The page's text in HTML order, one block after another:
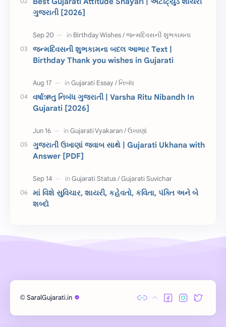
સ્પીચ ગુજરાતી
રક્ષાબંધન 26 જાન્યુઆરી
જાણવા જેવું ધોરણ 8
શિક્ષક દિવસ ઉત્તરાયણ
કહેવતો
Gujarati Slogans Gujarati Speech
ગુજરાતી વ્યાકરણ
જ્ઞાન સાધના પરીક્ષા Lekhan
Merit List
મહાત્મા ગાંધી
Exam Gujarati Status
ગુજરાતી [2026]
જન્મદિવસની શુભકામના બદલ આભાર Text |
Birthday Thank you wishes in Gujarati
વર્ષાઋતુ નિબંધ ગુજરાતી | Varsha Ritu Nibandh In
Gujarati [2026]
ગુજરાતી ઉખાણાં જવાબ સાથે | Gujarati Ukhana with
Answer [PDF]
માં વિશે સુવિચાર, શાયરી, કહેવતો, કવિતા, પંક્તિ અને બે
શબ્દો
© SaralGujarati.in